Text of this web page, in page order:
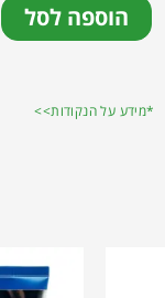
הוספה לסל
*מידע על הנקודות>>